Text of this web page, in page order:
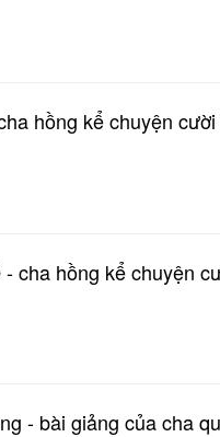
hồng kể chuyện cười
cha hồng kể chuyện
- bài giảng của cha